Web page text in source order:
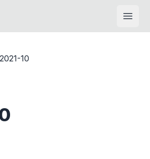
Open
2021-10